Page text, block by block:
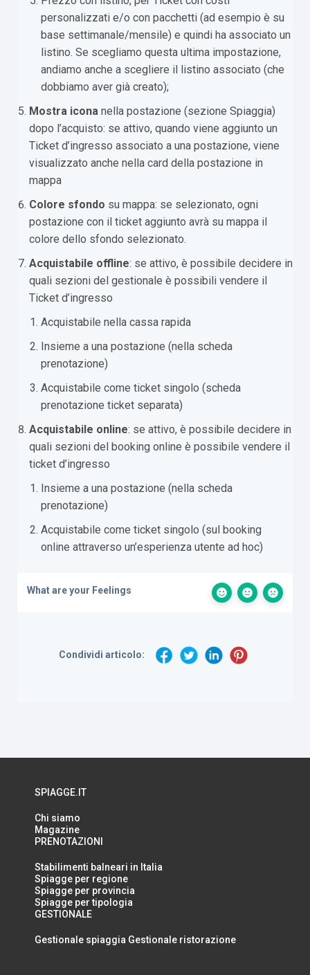
personalizzati e/o con pacchetti (ad esempio è su
base settimanale/mensile) e quindi ha associato un
listino. Se scegliamo questa ultima impostazione,
andiamo anche a scegliere il listino associato (che
dobbiamo aver già creato);
Mostra icona nella postazione (sezione Spiaggia)
dopo l’acquisto: se attivo, quando viene aggiunto un
Ticket d’ingresso associato a una postazione, viene
visualizzato anche nella card della postazione in
mappa
Colore sfondo su mappa: se selezionato, ogni
postazione con il ticket aggiunto avrà su mappa il
colore dello sfondo selezionato.
Acquistabile offline: se attivo, è possibile decidere in
quali sezioni del gestionale è possibili vendere il
Ticket d’ingresso
Acquistabile nella cassa rapida
Insieme a una postazione (nella scheda
prenotazione)
Acquistabile come ticket singolo (scheda
prenotazione ticket separata)
Acquistabile online: se attivo, è possibile decidere in
quali sezioni del booking online è possibile vendere il
ticket d’ingresso
Insieme a una postazione (nella scheda
prenotazione)
Acquistabile come ticket singolo (sul booking
online attraverso un’esperienza utente ad hoc)
What are your Feelings
Condividi articolo:
SPIAGGE.IT
Chi siamo
Magazine
PRENOTAZIONI
Stabilimenti balneari in Italia
Spiagge per regione
Spiagge per provincia
Spiagge per tipologia
GESTIONALE
Gestionale spiaggia Gestionale ristorazione